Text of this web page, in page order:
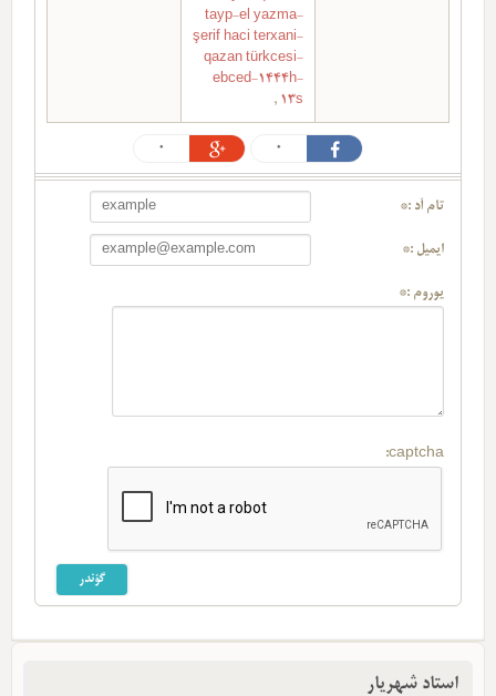
tayp-el yazma-
şerif haci terxani-
qazan türkcesi-
ebced-1444h-
13s
,
0
0
تام آد :*
ایمیل :*
یوروم :*
captcha:
استاد شهریار